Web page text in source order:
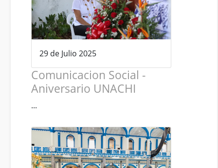
29 de Julio 2025
Comunicacion Social -
Aniversario UNACHI
...